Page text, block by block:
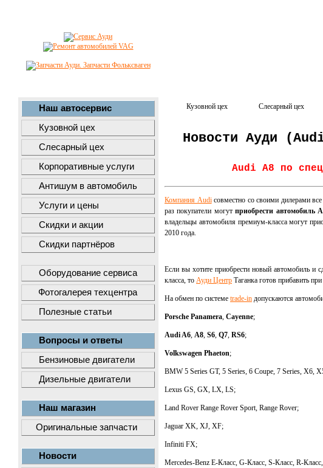
Наш автосервис
Кузовной цех
Слесарный цех
Корпоративные услуги
Антишум в автомобиль
Услуги и цены
Скидки и акции
Скидки партнёров
Оборудование сервиса
Фотогалерея техцентра
Полезные статьи
Вопросы и ответы
Бензиновые двигатели
Дизельные двигатели
Наш магазин
Оригинальные запчасти
Новости
Кузовной цех Слесарный цех
Новости Ауди
Audi A8 по
Компания Audiсовместно со своими дилерами
раз покупатели могутприобрести автомобиль
владельцы автомобиля премиум-класса могут
2010 года.
Если вы хотите приобрести новый автомобиль и
класса, то Ауди Центр Таганка готов прибавить
На обмен по системе trade-in допускаются
Porsche Panamera, Cayenne;
Audi A6, А8, S6, Q7, RS6;
Volkswagen Phaeton;
BMW 5 Series GT, 5 Series, 6 Coupe, 7 Series, X6,
Lexus GS, GX, LX, LS;
Land Rover Range Rover Sport, Range Rover;
Jaguar XK, XJ, XF;
Infiniti FX;
Мercedes-Вenz E-Класс, G-Класс, S-Класс, R-